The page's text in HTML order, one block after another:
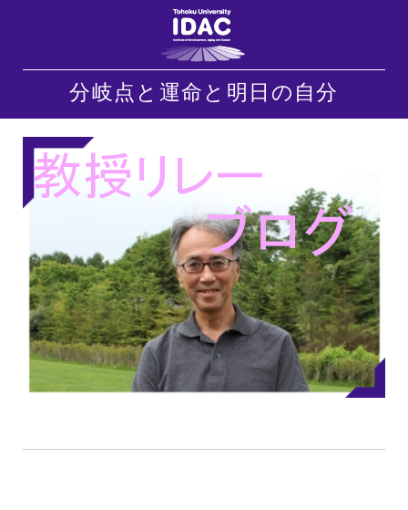
分岐点と運命と明日の自分